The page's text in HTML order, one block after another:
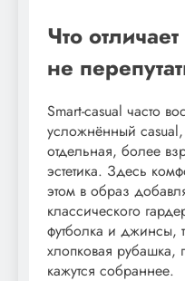
Что
не
Smart-casual часто
усложнённый
отдельная, более
эстетика. Здесь
этом в образ
классического
футболка и джинсы,
хлопковая рубашка,
кажутся собраннее.